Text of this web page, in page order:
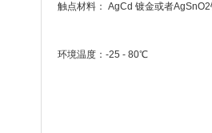
触点材料： AgCd 镀金或者
环境温度：-25 - 80℃